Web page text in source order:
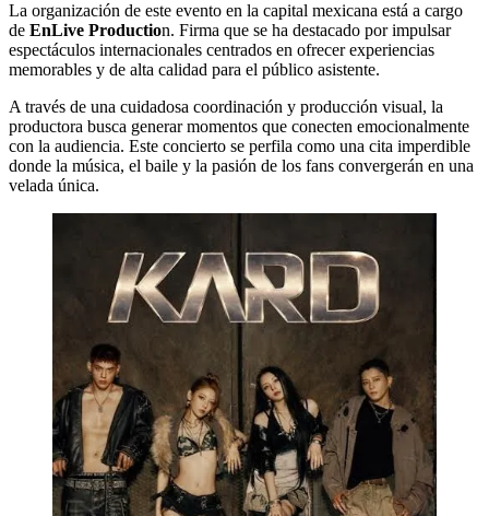
La organización de este evento en la capital mexicana está a cargo
de EnLive Production. Firma que se ha destacado por impulsar
espectáculos internacionales centrados en ofrecer experiencias
memorables y de alta calidad para el público asistente.
A través de una cuidadosa coordinación y producción visual, la
productora busca generar momentos que conecten emocionalmente
con la audiencia. Este concierto se perfila como una cita imperdible
donde la música, el baile y la pasión de los fans convergerán en una
velada única.